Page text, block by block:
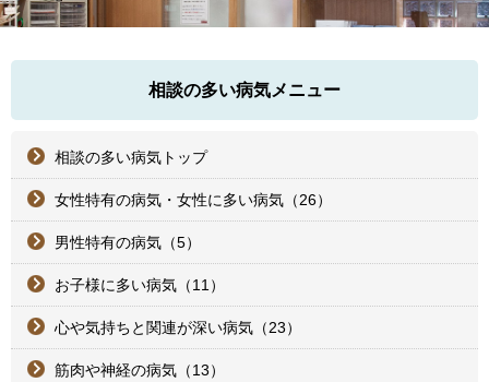
相談の多い病気メニュー
相談の多い病気トップ
女性特有の病気・女性に多い病気（26）
男性特有の病気（5）
お子様に多い病気（11）
心や気持ちと関連が深い病気（23）
筋肉や神経の病気（13）